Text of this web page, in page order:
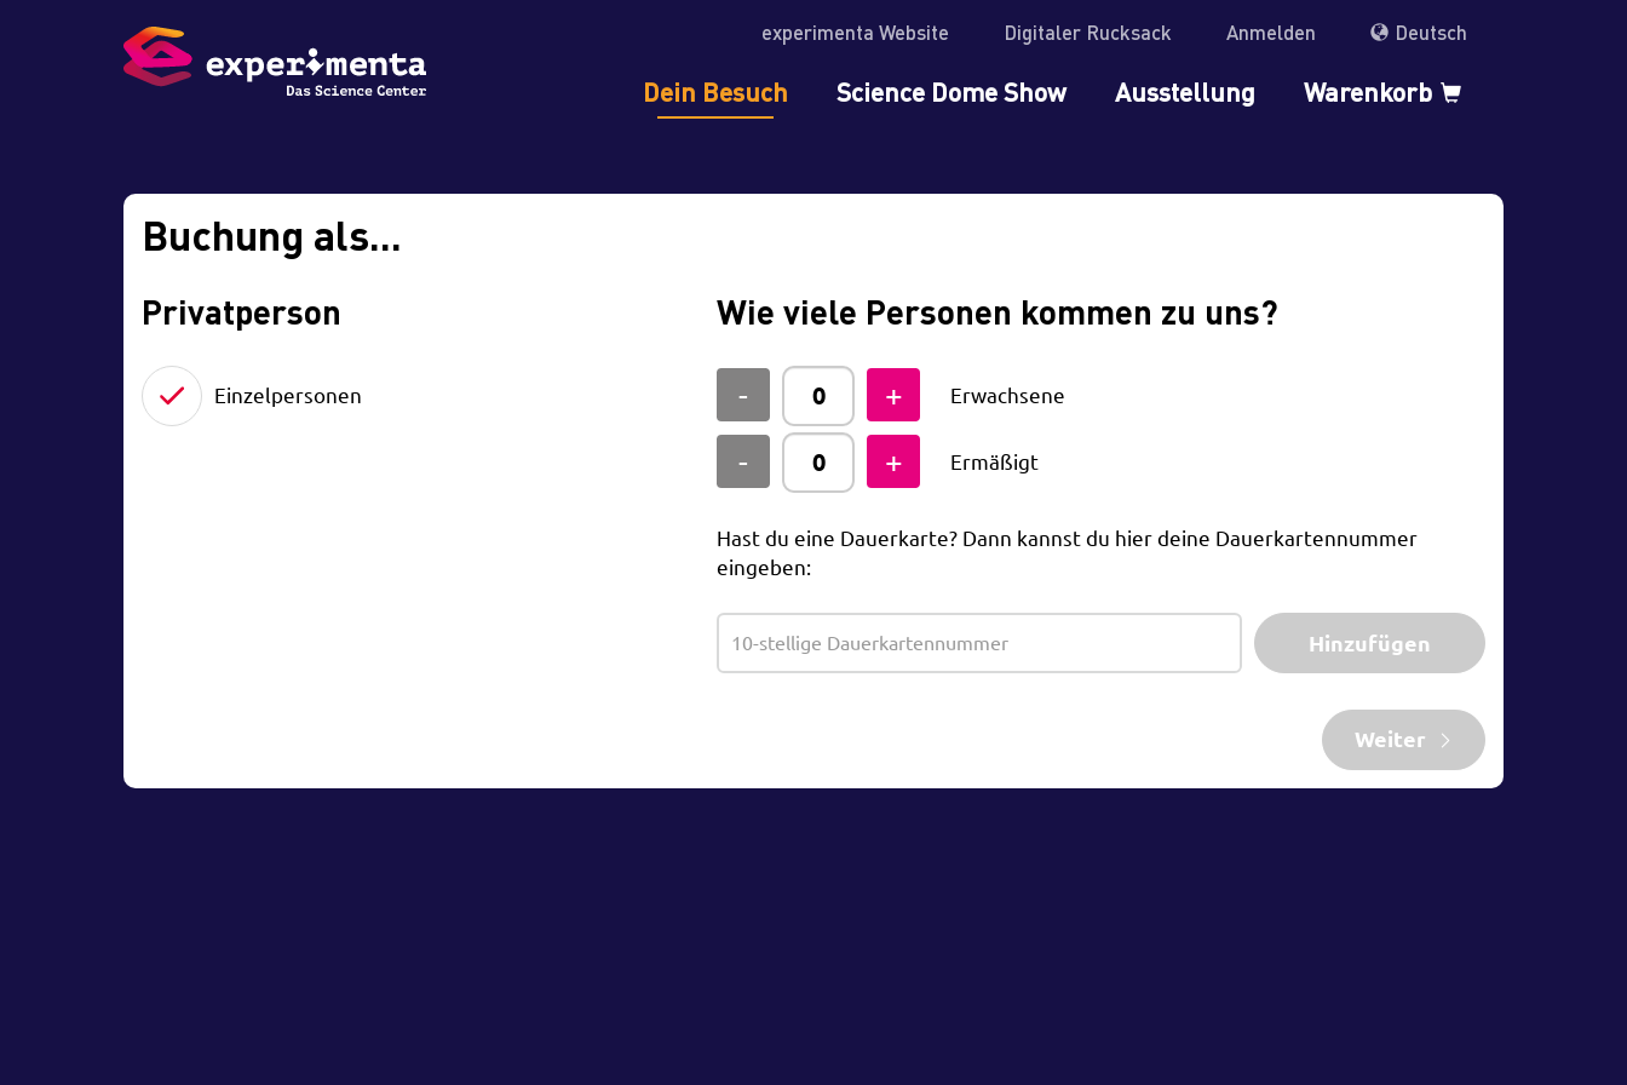
experimenta Website Digitaler Rucksack Anmelden Deutsch
Dein Besuch Science Dome Show Ausstellung Warenkorb
Buchung als...
Privatperson
Einzelpersonen
Wie viele Personen kommen zu uns?
Erwachsene
Ermäßigt
Hast du eine Dauerkarte? Dann kannst du hier deine Dauerkartennummer
eingeben:
Hinzufügen
Weiter